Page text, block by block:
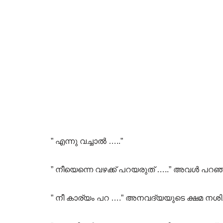
” എന്നു വച്ചാൽ …..”
” നീയെന്നെ വഴക്ക് പറയരുത് …..” അവൾ
” നീ കാര്യം പറ ….” അനവദ്യയുടെ ക്ഷമ